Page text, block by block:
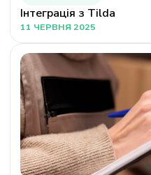
Інтеграція з Tilda
11 ЧЕРВНЯ 2025